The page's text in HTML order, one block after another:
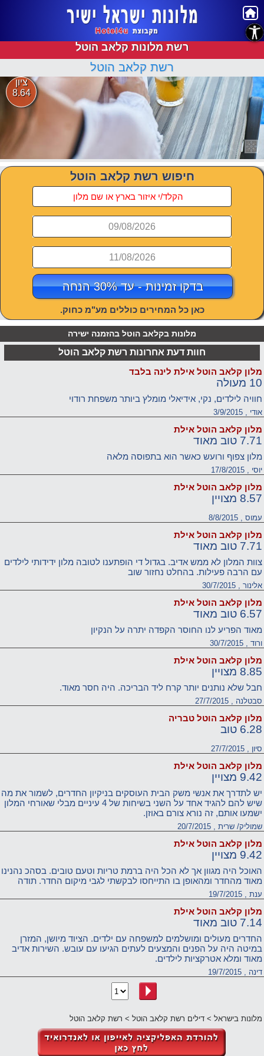
רשת מלונות קלאב הוטל
רשת קלאב הוטל
ציון
8.64
חיפוש רשת קלאב הוטל
09/08/2026
11/08/2026
בדקו זמינות - עד 30% הנחה
כאן כל המחירים כוללים מע"מ כחוק.
מלונות בקלאב הוטל בהזמנה ישירה
חוות דעת אחרונות רשת קלאב הוטל
מלון קלאב הוטל אילת לינה בלבד
10 מעולה
חוויה לילדים, נקי, אידיאלי מומלץ ביותר משפחת רודוי
אודי , 3/9/2015
מלון קלאב הוטל אילת
7.71 טוב מאוד
מלון צפוף ורועש כאשר הוא בתפוסה מלאה
יוסי , 17/8/2015
מלון קלאב הוטל אילת
8.57 מצויין
עמוס , 8/8/2015
מלון קלאב הוטל אילת
7.71 טוב מאוד
צוות המלון לא ממש אדיב. בגדול די הופתענו לטובה מלון ידידותי לילדים
עם הרבה פעילות. בהחלט נחזור שוב
אלינור , 30/7/2015
מלון קלאב הוטל אילת
6.57 טוב מאוד
מאוד הפריע לנו החוסר הקפדה יתרה על הנקיון
ורוד , 30/7/2015
מלון קלאב הוטל אילת
8.85 מצויין
חבל שלא נותנים יותר קרח ליד הבריכה. היה חסר מאוד.
סבטלנה , 27/7/2015
מלון קלאב הוטל טבריה
6.28 טוב
סיון , 27/7/2015
מלון קלאב הוטל אילת
9.42 מצויין
יש לתדרך את אנשי משק הבית העוסקים בניקיון החדרים, לשמור את מה
שיש להם להגיד אחד על השני בשיחות של 4 עיניים מבלי שאורחי המלון
ישמעו אותם, זה נורא צורם באוזן.
שמוליק/ שרית , 20/7/2015
מלון קלאב הוטל אילת
9.42 מצויין
האוכל היה מגוון אך לא הכל היה ברמת טריות וטעם טובים. בסהכ נהנינו
מאוד מהחדר ומהאופן בו התייחסו לבקשתי לגבי מיקום החדר. תודה
ענת , 19/7/2015
מלון קלאב הוטל אילת
7.14 טוב מאוד
החדרים מעולים ומושלמים למשפחה עם ילדים. הציוד מיושן, המזרן
במיטה היה על הפנים והמצעים לעתים הגיעו עם עובש. השירות אדיב
מאוד ומלא אטרקציות לילדים.
דינה , 19/7/2015
מלונות בישראל > דילים רשת קלאב הוטל > רשת קלאב הוטל
נגישות